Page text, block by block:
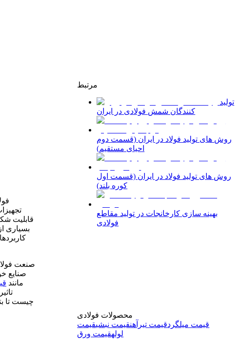
قابلیت
بسیاری
صنعت
صنایع
مانند
چیست تا
مرتبط
تولید
کنندگان شمش فولادی در ایران
روش های تولید فولاد در ایران (قسمت دوم
احیای مستقیم)
روش های تولید فولاد در ایران (قسمت اول
کوره بلند)
بهینه سازی کارخانجات در تولید مقاطع
فولادی
محصولات فولادی
قیمت میلگردقیمت تیرآهنقیمت نبشیقیمت
لولهقیمت ورق